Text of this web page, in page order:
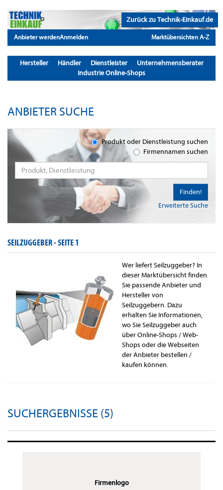
Zurück zu Technik-Einkauf.de
Anbieter werdenAnmelden Marktübersichten A-Z
Hersteller Händler Dienstleister
Unternehmensberater
Industrie Online-Shops
ANBIETER SUCHE
Produkt oder Dienstleistung suchen
Firmennamen suchen
Erweiterte Suche
Finden!
SEILZUGGEBER -SEITE 1
Wer liefert Seilzuggeber? In
dieser Marktübersicht finden
Sie passende Anbieter und
Hersteller von
Seilzuggebern. Dazu
erhalten Sie Informationen,
wo Sie Seilzuggeber auch
über Online-Shops / Web-
Shops oder die Webseiten
der Anbieter bestellen /
kaufen können.
SUCHERGEBNISSE (5)
Firmenlogo